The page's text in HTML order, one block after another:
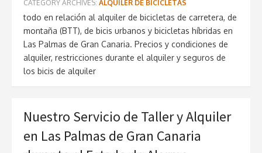
CATEGORY ARCHIVES: ALQUILER DE BICICLETAS
todo en relación al alquiler de bicicletas de carretera, de
montaña (BTT), de bicis urbanos y bicicletas híbridas en
Las Palmas de Gran Canaria. Precios y condiciones de
alquiler, restricciones durante el alquiler y seguros de
los bicis de alquiler
Nuestro Servicio de Taller y Alquiler
en Las Palmas de Gran Canaria